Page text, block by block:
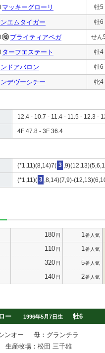
マッキーグローリ 牡5
エムタイガー 牡6
ブライティアベガ せん
ターフエステート 牡4
ドアバロン 牡6
デヴーシチー 牝4
12.4 - 10.7 - 11.4 - 11.5 - 12.3 -
4F 47.8 - 3F 36.4
(*1,11)(8,14)7( 3
(*1,11)( 3 ,8,14)(7,9)-
180円 1 番人気
110円 1 番人気
320円 5番人気
140円 2番人気
ー
1996年5月7日生 牡6
ンオー
母：グランチラ
生産牧場：松田 三千雄